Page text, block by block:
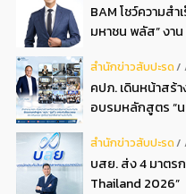
BAM โชว์ความสำ
มหาชน พลัส” งา
สํานักข่าวสับปะรด
คปภ. เดินหน้าสร้
อบรมหลักสูตร “น
สํานักข่าวสับปะรด
บสย. ส่ง 4 มาตร
Thailand 2026”